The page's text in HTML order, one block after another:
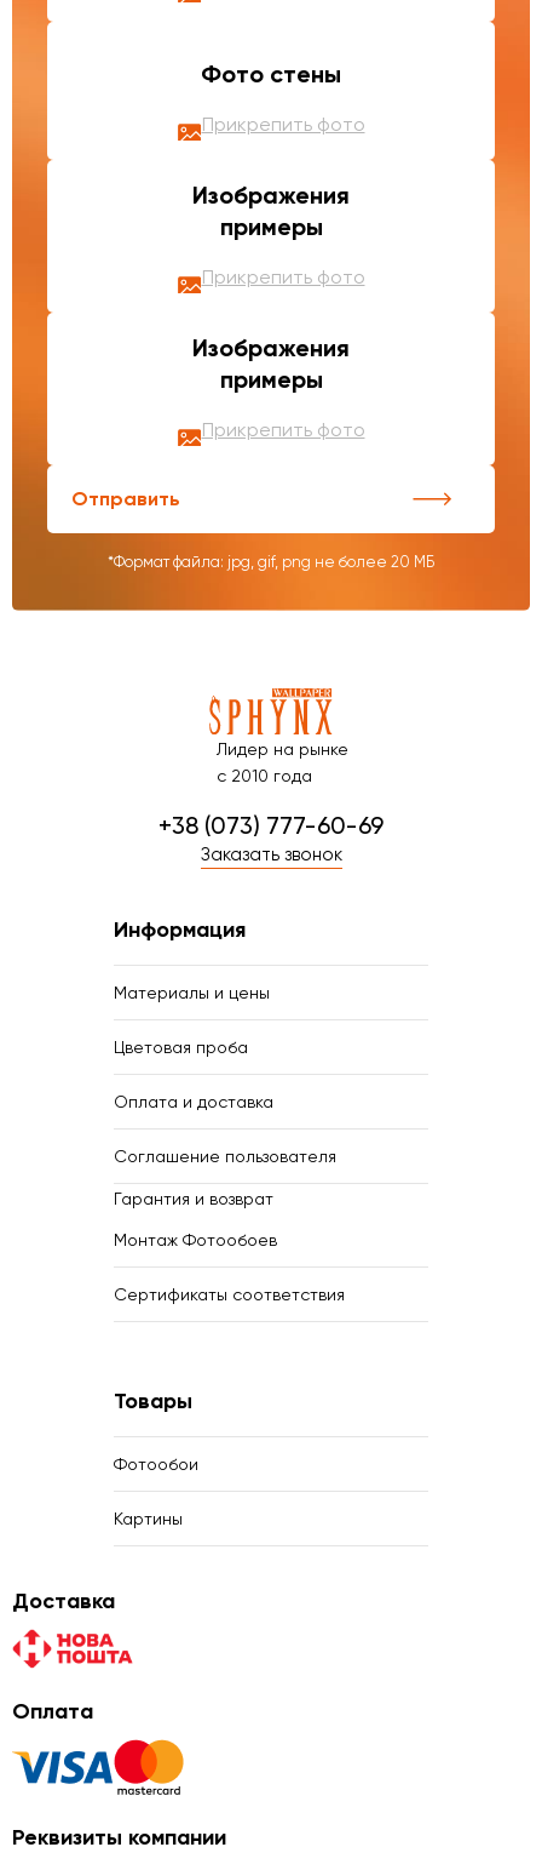
Фото стены
Прикрепить фото
Изображения
примеры
Прикрепить фото
Изображения
примеры
Прикрепить фото
Отправить
*Формат файла: jpg, gif, png не более 20 МБ
Лидер на рынке
с 2010 года
+38 (073) 777-60-69
Заказать звонок
Информация
Материалы и цены
Цветовая проба
Оплата и доставка
Соглашение пользователя
Гарантия и возврат
Монтаж Фотообоев
Сертификаты соответствия
Товары
Фотообои
Картины
Доставка
Оплата
Реквизиты компании